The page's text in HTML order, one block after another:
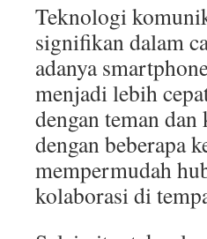
Teknologi
signifikan dalam
adanya
menjadi lebih
dengan teman
dengan beberapa
mempermudah
kolaborasi di